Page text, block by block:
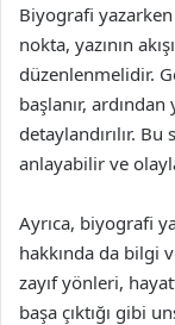
Biyografi
nokta, yazının
düzenlenmelidir.
başlanır,
detaylandırılır.
anlayabilir ve
Ayrıca, biyografi
hakkında da bilgi
zayıf yönleri,
başa çıktığı gibi